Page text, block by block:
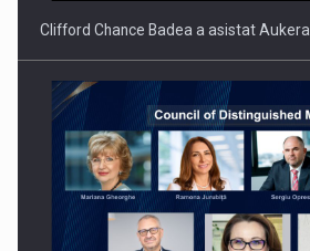
Clifford Chance Badea a asistat